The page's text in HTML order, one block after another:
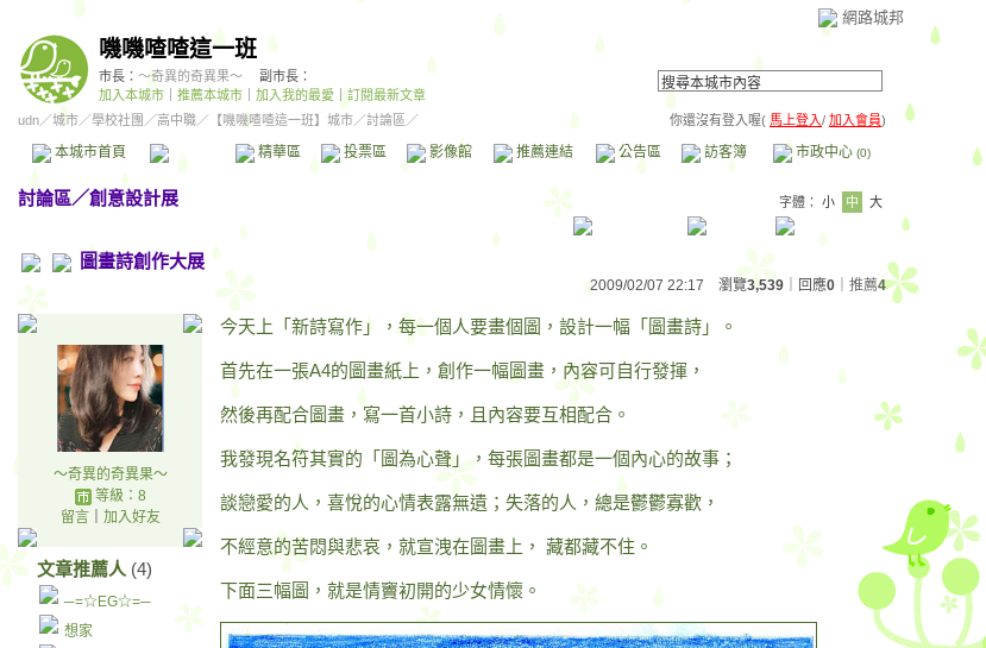
網路城邦
嘰嘰喳喳這一班
市長： ～奇異的奇異果～
副市長：
加入本城市
推薦本城市 加入我的最愛 ｜ 訂閱最新文章
udn／城市／學校社團 ／高中職／ 【嘰嘰喳喳這一班】城市／討論區／ 你還沒有登入喔( 馬上登入/ 加入會員)
本城市首頁 精華區 投票區 影像館 推薦連結 公告區 訪客簿 市政中心 (0)
討論區／創意設計展 字體： 小 中 大
圖畫詩創作大展
2009/02/07 22:17 瀏覽3,539 ｜回應0 推薦4
～奇異的奇異果～
等級：8
留言｜ 加入好友
文章推薦人 (4)
─=☆EG☆=─
想家
今天上「新詩寫作」，每一個人要畫個圖，設計一幅「圖畫詩」。
首先在一張A4的圖畫紙上，創作一幅圖畫，內容可自行發揮，
然後再配合圖畫，寫一首小詩，且內容要互相配合。
我發現名符其實的「圖為心聲」，每張圖畫都是一個內心的故事；
談戀愛的人，喜悅的心情表露無遺；失落的人，總是鬱鬱寡歡，
不經意的苦悶與悲哀，就宣洩在圖畫上， 藏都藏不住。
下面三幅圖，就是情竇初開的少女情懷。